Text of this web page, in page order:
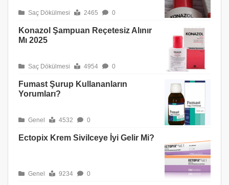
Saç Dökülmesi 2465 0
Konazol Şampuan Reçetesiz Alınır
Mı 2025
Saç Dökülmesi 4954 0
Fumast Şurup Kullananların
Yorumları?
Genel 4532 0
Ectopix Krem Sivilceye İyi Gelir Mi?
Genel 9234 0